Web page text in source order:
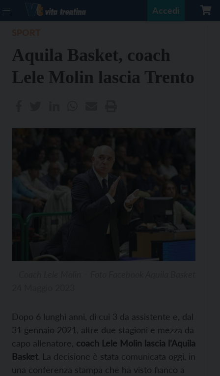
Accedi
Aquila Basket, coach
Lele Molin lascia Trento
Dopo 6 lunghi anni, di cui 3 da assistente e, dal
31 gennaio 2021, altre due stagioni e mezza da
capo allenatore, coach Lele Molin lascia l’Aquila
Basket. La decisione è stata comunicata oggi, in
una conferenza stampa che ha visto fianco a